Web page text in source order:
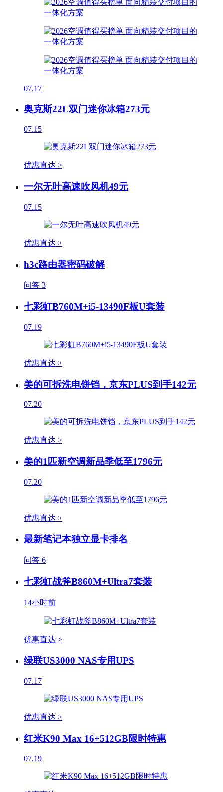
07.17
奥克斯22L双门迷你冰箱273元
07.15
优惠直达 >
一尔无叶高速吹风机49元
07.15
优惠直达 >
h3c路由器密码破解
问答 3
七彩虹B760M+i5-13490F板U套装
07.19
优惠直达 >
美的可拆洗电饼铛，京东PLUS到手142元
07.20
优惠直达 >
美的1匹新空调新品季低至1796元
07.20
优惠直达 >
最新笔记本独立显卡排名
问答 6
七彩虹战斧B860M+Ultra7套装
14小时前
优惠直达 >
绿联US3000 NAS专用UPS
07.17
优惠直达 >
红米K90 Max 16+512GB限时特惠
07.19